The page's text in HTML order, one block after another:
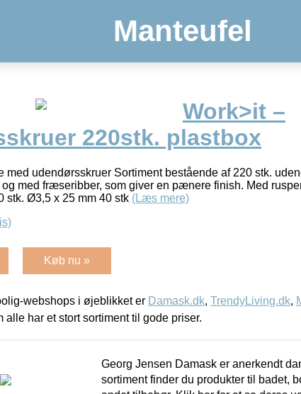
Manteufel
Work>it –
220stk. plastbox
med udendørsskruer Sortiment bestående af 220 stk.
med fræseribber, som giver en pænere finish. Med
stk. Ø3,5 x 25 mm 40 stk (Læs mere)
Køb nu »
webshops i øjeblikket er Damask.dk, TrendyLiving.dk,
alle har et stort sortiment til gode priser.
Georg Jensen Damask er anerkendt
sortiment finder du produkter til badet,